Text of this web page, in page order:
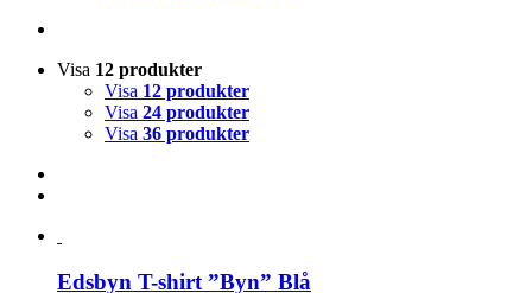
Visa 12 produkter
Visa 12 produkter
Visa 24 produkter
Visa 36 produkter
Edsbyn T-shirt ”Byn” Blå